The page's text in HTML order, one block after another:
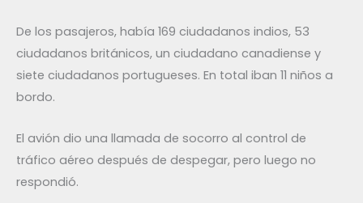
De los pasajeros, había 169 ciudadanos indios, 53
ciudadanos británicos, un ciudadano canadiense y
siete ciudadanos portugueses. En total iban 11 niños a
bordo.
El avión dio una llamada de socorro al control de
tráfico aéreo después de despegar, pero luego no
respondió.